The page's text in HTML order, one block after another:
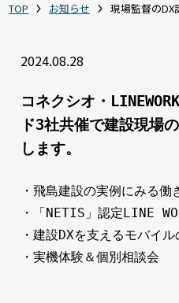
TOP お知らせ 現場監督の
2024.08.28
コネクシオ・
ド3社共催で建設現場
します。
・飛島建設の実例にみる働
・「NETIS」認定LINE
・建設DXを支えるモバイ
・実機体験＆個別相談会